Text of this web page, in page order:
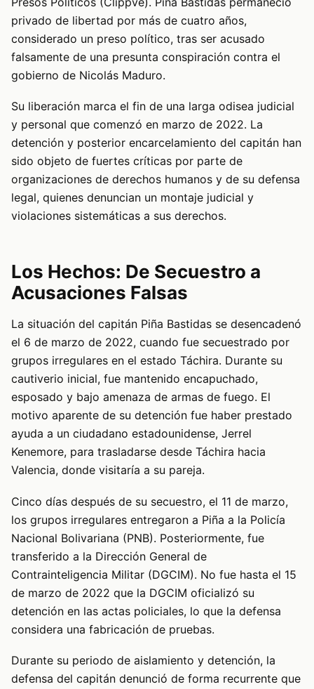
privado de libertad por más de cuatro años,
considerado un preso político, tras ser acusado
falsamente de una presunta conspiración contra el
gobierno de Nicolás Maduro.
Su liberación marca el fin de una larga odisea judicial
y personal que comenzó en marzo de 2022. La
detención y posterior encarcelamiento del capitán han
sido objeto de fuertes críticas por parte de
organizaciones de derechos humanos y de su defensa
legal, quienes denuncian un montaje judicial y
violaciones sistemáticas a sus derechos.
Los Hechos: De Secuestro a
Acusaciones Falsas
La situación del capitán Piña Bastidas se desencadenó
el 6 de marzo de 2022, cuando fue secuestrado por
grupos irregulares en el estado Táchira. Durante su
cautiverio inicial, fue mantenido encapuchado,
esposado y bajo amenaza de armas de fuego. El
motivo aparente de su detención fue haber prestado
ayuda a un ciudadano estadounidense, Jerrel
Kenemore, para trasladarse desde Táchira hacia
Valencia, donde visitaría a su pareja.
Cinco días después de su secuestro, el 11 de marzo,
los grupos irregulares entregaron a Piña a la Policía
Nacional Bolivariana (PNB). Posteriormente, fue
transferido a la Dirección General de
Contrainteligencia Militar (DGCIM). No fue hasta el 15
de marzo de 2022 que la DGCIM oficializó su
detención en las actas policiales, lo que la defensa
considera una fabricación de pruebas.
Durante su periodo de aislamiento y detención, la
defensa del capitán denunció de forma recurrente que